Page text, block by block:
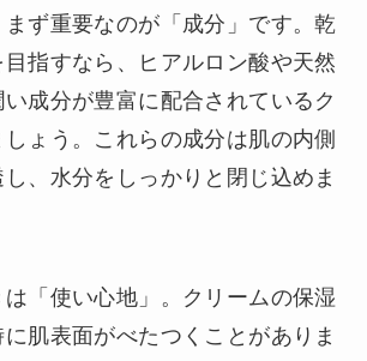
ず重要なのが「成分」です。乾
指すなら、ヒアルロン酸や天然
成分が豊富に配合されているク
ょう。これらの成分は肌の内側
、水分をしっかりと閉じ込めま
「使い心地」。クリームの保湿
肌表面がべたつくことがありま